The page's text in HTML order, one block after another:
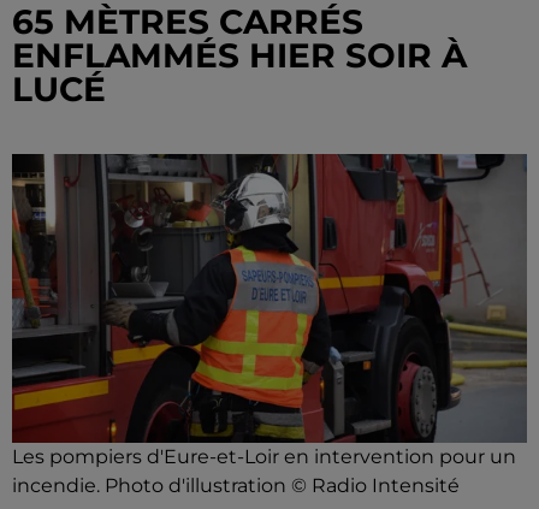
65 MÈTRES CARRÉS
ENFLAMMÉS HIER SOIR À
LUCÉ
Les pompiers d'Eure-et-Loir en intervention pour un
incendie. Photo d'illustration © Radio Intensité